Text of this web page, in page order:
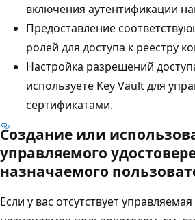
включения аутентификации
Предоставление
ролей для доступа к реестру
Настройка разрешений
используете Key Vault для
сертификатами.
Создание или
управляемого
назначаемого
Если у вас отсутствует